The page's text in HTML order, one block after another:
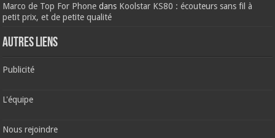
Marco de Top For Phone dans Koolstar KS80 : écouteurs sans fil à
petit prix, et de petite qualité
AUTRES LIENS
Publicité
L'équipe
Nous rejoindre